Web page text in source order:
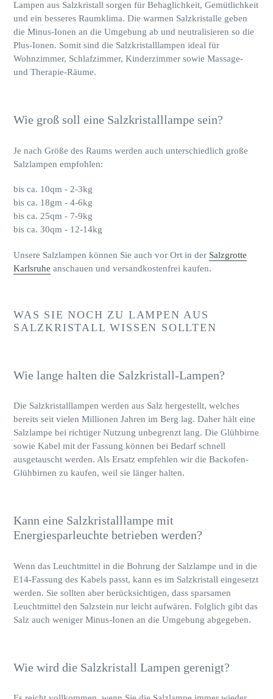
Lampen aus Salzkristall sorgen für Behaglichkeit, Gemütlichkeit
und ein besseres Raumklima. Die warmen Salzkristalle geben
die Minus-Ionen an die Umgebung ab und neutralisieren so die
Plus-Ionen. Somit sind die Salzkristalllampen ideal für
Wohnzimmer, Schlafzimmer, Kinderzimmer sowie Massage-
und Therapie-Räume.
Wie groß soll eine Salzkristalllampe sein?
Je nach Größe des Raums werden auch unterschiedlich große
Salzlampen empfohlen:
bis ca. 10qm - 2-3kg
bis ca. 18gm - 4-6kg
bis ca. 25qm - 7-9kg
bis ca. 30qm - 12-14kg
Unsere Salzlampen können Sie auch vor Ort in der Salzgrotte
Karlsruhe anschauen und versandkostenfrei kaufen.
WAS SIE NOCH ZU LAMPEN AUS
SALZKRISTALL WISSEN SOLLTEN
Wie lange halten die Salzkristall-Lampen?
Die Salzkristalllampen werden aus Salz hergestellt, welches
bereits seit vielen Millionen Jahren im Berg lag. Daher hält eine
Salzlampe bei richtiger Nutzung unbegrenzt lang. Die Glühbirne
sowie Kabel mit der Fassung können bei Bedarf schnell
ausgetauscht werden. Als Ersatz empfehlen wir die Backofen-
Glühbirnen zu kaufen, weil sie länger halten.
Kann eine Salzkristalllampe mit
Energiesparleuchte betrieben werden?
Wenn das Leuchtmittel in die Bohrung der Salzlampe und in die
E14-Fassung des Kabels passt, kann es im Salzkristall eingesetzt
werden. Sie sollten aber berücksichtigen, dass sparsamen
Leuchtmittel den Salzstein nur leicht aufwären. Folglich gibt das
Salz auch weniger Minus-Ionen an die Umgebung abgegeben.
Wie wird die Salzkristall Lampen gerenigt?